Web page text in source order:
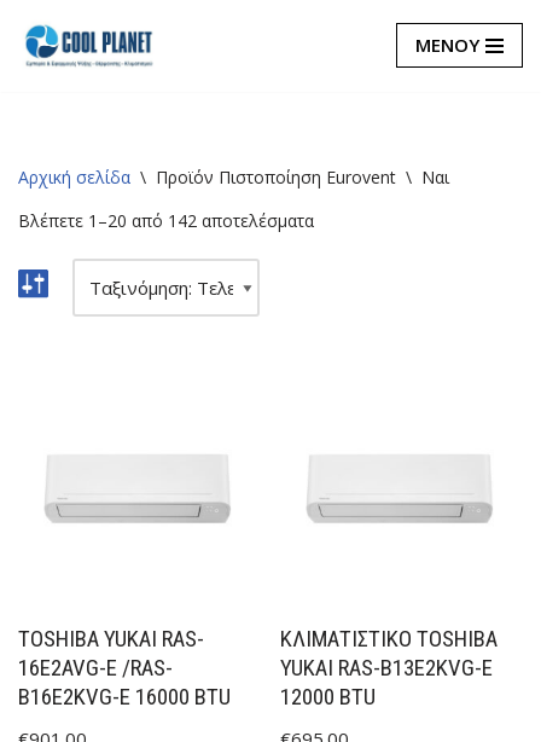
Μεταπηδήστε
ΜΕΝΟΥ
Αρχική σελίδα \ Προϊόν Πιστοποίηση Eurovent \ Ναι
Βλέπετε 1–20 από 142 αποτελέσματα
TOSHIBA YUKAI RAS-
16E2AVG-E /RAS-
B16E2KVG-E 16000 BTU
ΚΛΙΜΑΤΙΣΤΙΚΟ TOSHIBA
YUKAI RAS-B13E2KVG-E
12000 BTU